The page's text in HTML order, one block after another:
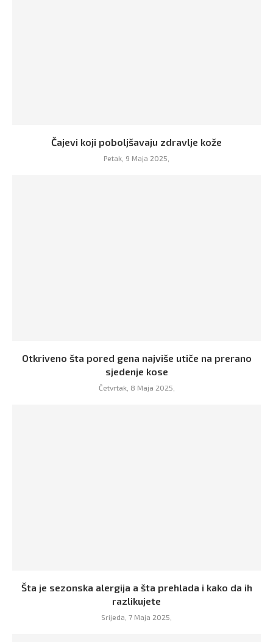
Čajevi koji poboljšavaju zdravlje kože
Petak, 9 Maja 2025,
Otkriveno šta pored gena najviše utiče na prerano
sjedenje kose
Četvrtak, 8 Maja 2025,
Šta je sezonska alergija a šta prehlada i kako da ih
razlikujete
Srijeda, 7 Maja 2025,